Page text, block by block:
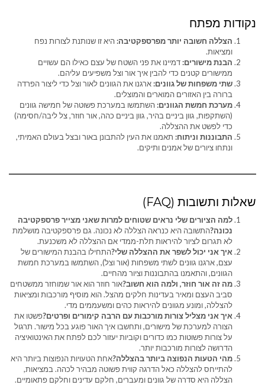
נקודות מפתח
הצללה חשובה יותר מפרספקטיבה: היא זו שנותנת לצורות נפח
ומציאות.
הבנת מישורים: דמיינו את פני השטח של עצם כאילו הם עשויים
ממישורים קטנים כדי להבין איך אור וצל משפיעים עליהם.
שתי משפחות של גוונים: ארגנו את הגוונים לאור וצל כדי ליצור הפרדה
ברורה בין האזורים המוארים והמוצלים.
מערכת חמשת הגוונים: השתמשו במערכת פשוטה של חמישה גוונים
(השתקפות, גוון ביניים בהיר, גוון ביניים כהה, אור חוזר, צל ליבה/חסימה)
כדי לפשט את ההצללה.
התבוננות וניתוח: תאמנו את העין להתבונן באור ובצל בעולם האמיתי,
ונתחו ציורים של אמנים ותיקים.
שאלות ותשובות (FAQ)
למה הציורים שלי נראים שטוחים למרות שאני מצייר פרספקטיבה
נכונה?התשובה היא כנראה הצללה לא נכונה. גם פרספקטיבה מושלמת
לא תגרום לציור להיראות תלת-ממדי אם ההצללה לא משכנעת.
איך אני יכול לשפר את ההצללה שלי?התחילו בהבנת המישורים של
עצם, ארגנו גוונים לשתי משפחות (אור וצל), השתמשו במערכת חמשת
הגוונים, והתאמנו בהתבוננות וציור מהחיים.
מה זה אור חוזר, ולמה הוא חשוב?אור חוזר הוא אור שמוחזר ממשטחים
סביב העצם ומאיר בעדינות חלקים מהצל. הוא מוסיף מורכבות ומציאות
להצללה, ומונע מגוונים להיראות כהים ומשעממים מדי.
איך אני מצליל צורות מורכבות עם הרבה קימורים ופרטים?פשטו את
הצורה למערכת של מישורים, ותחשבו איך האור פוגע בכל מישור. תרגול
על צורות פשוטות כמו כדורים וקוביות יעזור לכם לפתח את האינטואיציה
הדרושה לצורות מורכבות יותר.
מהי הטעות הנפוצה ביותר בהצללה?אחת הטעויות הנפוצות ביותר היא
להתייחס להצללה כאל הדרגה קווית פשוטה מבהיר לכהה. במציאות,
הצללה היא סדרה של גוונים ומעברים, חלקם עדינים וחלקם פתאומיים.